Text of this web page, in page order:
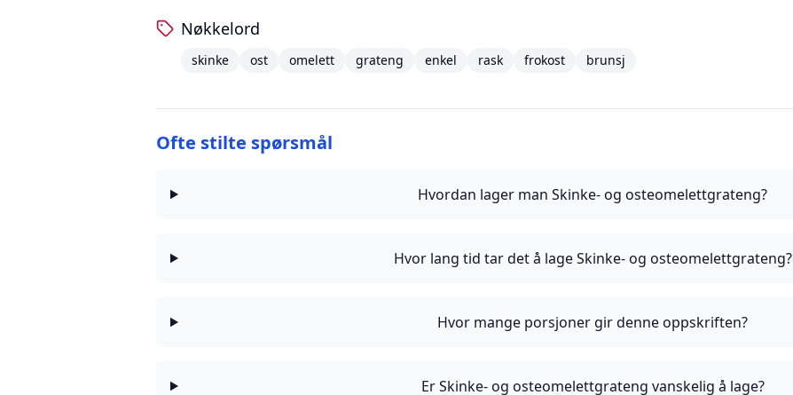
Nøkkelord
skinke ost omelett grateng enkel rask frokost brunsj
Ofte stilte spørsmål
Hvordan lager man Skinke- og osteomelettgrateng?
Hvor lang tid tar det å lage Skinke- og osteomelettgrateng?
Hvor mange porsjoner gir denne oppskriften?
Er Skinke- og osteomelettgrateng vanskelig å lage?